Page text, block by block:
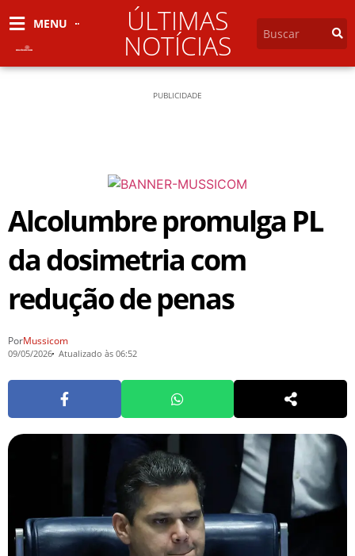
MENU ÚLTIMAS
NOTÍCIAS
PUBLICIDADE
Alcolumbre promulga PL
da dosimetria com
redução de penas
PorMussicom
09/05/2026 Atualizado às 06:52